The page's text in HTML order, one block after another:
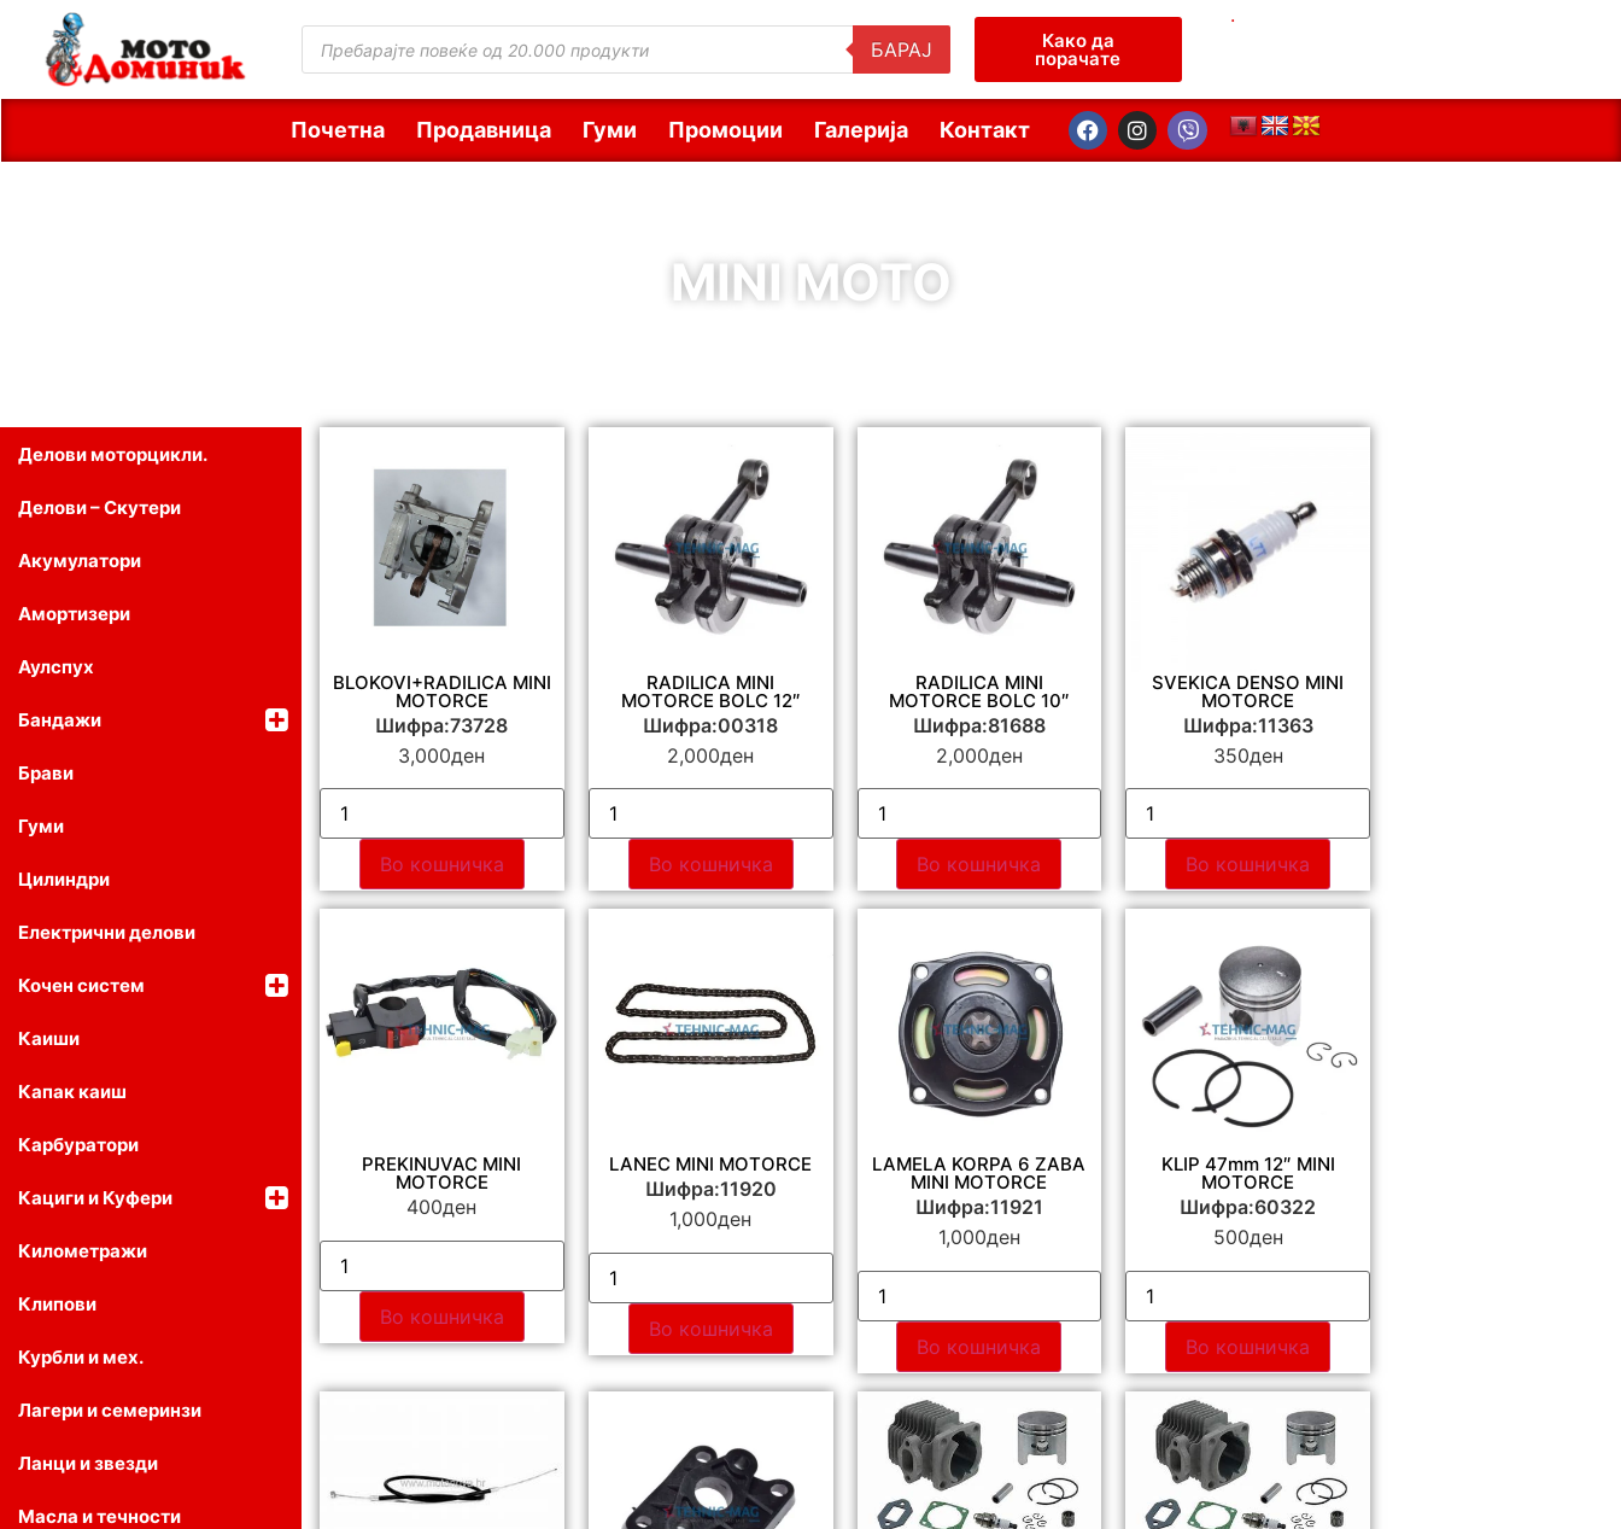
БАРАЈ Како да
порачате
.
Почетна Продавница Гуми Промоции Галерија Контакт
MINI MOTO
Делови моторцикли.
Делови – Скутери
Акумулатори
Амортизери
Аулспух
Бандажи
Брави
Гуми
Цилиндри
Електрични делови
Кочен систем
Каиши
Капак каиш
Карбуратори
Кациги и Куфери
Километражи
Клипови
Курбли и мех.
Лагери и семеринзи
Ланци и звезди
Масла и течности
BLOKOVI+RADILICA MINI
MOTORCE
Шифра:73728
3,000ден
Во кошничка
RADILICA MINI
MOTORCE BOLC 12″
Шифра:00318
2,000ден
Во кошничка
RADILICA MINI
MOTORCE BOLC 10″
Шифра:81688
2,000ден
Во кошничка
SVEKICA DENSO MINI
MOTORCE
Шифра:11363
350ден
Во кошничка
PREKINUVAC MINI
MOTORCE
400ден
Во кошничка
LANEC MINI MOTORCE
Шифра:11920
1,000ден
Во кошничка
LAMELA KORPA 6 ZABA
MINI MOTORCE
Шифра:11921
1,000ден
Во кошничка
KLIP 47mm 12″ MINI
MOTORCE
Шифра:60322
500ден
Во кошничка